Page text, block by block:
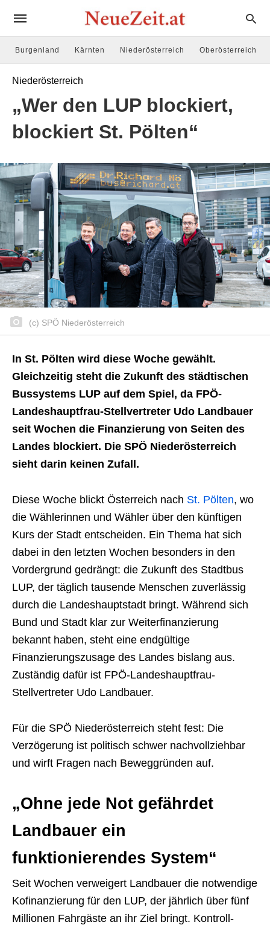
Burgenland Kärnten Niederösterreich Oberösterreich
Niederösterreich
„Wer den LUP blockiert,
blockiert St. Pölten“
(c) SPÖ Niederösterreich
In St. Pölten wird diese Woche gewählt.
Gleichzeitig steht die Zukunft des städtischen
Bussystems LUP auf dem Spiel, da FPÖ-
Landeshauptfrau-Stellvertreter Udo Landbauer
seit Wochen die Finanzierung von Seiten des
Landes blockiert. Die SPÖ Niederösterreich
sieht darin keinen Zufall.
Diese Woche blickt Österreich nach St. Pölten, wo
die Wählerinnen und Wähler über den künftigen
Kurs der Stadt entscheiden. Ein Thema hat sich
dabei in den letzten Wochen besonders in den
Vordergrund gedrängt: die Zukunft des Stadtbus
LUP, der täglich tausende Menschen zuverlässig
durch die Landeshauptstadt bringt. Während sich
Bund und Stadt klar zur Weiterfinanzierung
bekannt haben, steht eine endgültige
Finanzierungszusage des Landes bislang aus.
Zuständig dafür ist FPÖ-Landeshauptfrau-
Stellvertreter Udo Landbauer.
Für die SPÖ Niederösterreich steht fest: Die
Verzögerung ist politisch schwer nachvollziehbar
und wirft Fragen nach Beweggründen auf.
„Ohne jede Not gefährdet
Landbauer ein
funktionierendes System“
Seit Wochen verweigert Landbauer die notwendige
Kofinanzierung für den LUP, der jährlich über fünf
Millionen Fahrgäste an ihr Ziel bringt. Kontroll-